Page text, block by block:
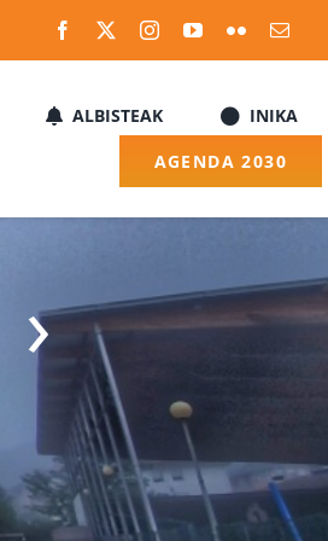
ALBISTEAK
INIKA
AGENDA 2030
›